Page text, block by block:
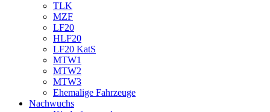
TLK
MZF
LF20
HLF20
LF20 KatS
MTW1
MTW2
MTW3
Ehemalige Fahrzeuge
Nachwuchs